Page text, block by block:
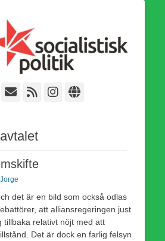
socialistiska Fjärde Internationalen och en viktig
i kampen för en socialistisk framtid!
E-
Webbflöde
Instagram
Webbplats
Jorge
det är en bild som också odlas
att alliansregeringen just
tillbaka relativt nöjt med att
Det är dock en farlig felsyn